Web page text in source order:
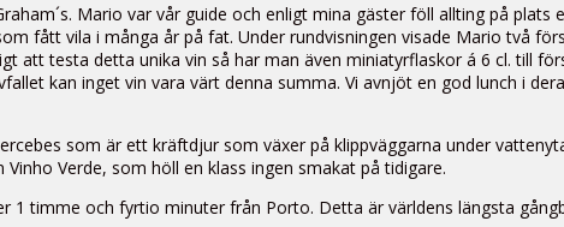
Mario var vår guide och enligt mina gäster föll allting på plats
fått vila i många år på fat. Under rundvisningen visade Mario två
testa detta unika vin så har man även miniatyrflaskor á 6 cl. till
kan inget vin vara värt denna summa. Vi avnjöt en god lunch i
som är ett kräftdjur som växer på klippväggarna under
Verde, som höll en klass ingen smakat på tidigare.
timme och fyrtio minuter från Porto. Detta är världens längsta